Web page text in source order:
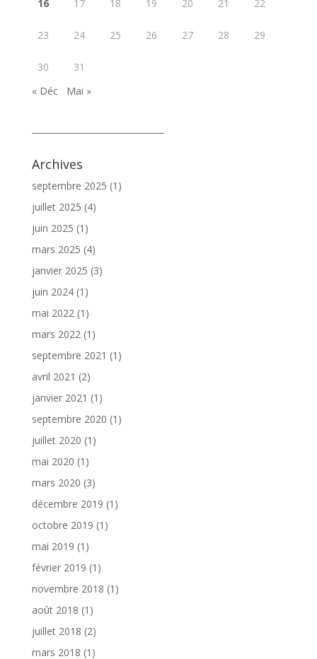
16 17 18 19 20 21 22
23 24 25 26 27 28 29
30
31
« Déc
Mai »
Archives
septembre 2025 (1)
juillet 2025 (4)
juin 2025 (1)
mars 2025 (4)
janvier 2025 (3)
juin 2024(1)
mai 2022(1)
mars 2022(1)
septembre 2021 (1)
avril 2021 (2)
janvier 2021 (1)
septembre 2020 (1)
juillet 2020 (1)
mai 2020 (1)
mars 2020 (3)
décembre 2019 (1)
octobre 2019 (1)
mai 2019 (1)
février 2019 (1)
novembre 2018 (1)
août 2018 (1)
juillet 2018 (2)
mars 2018 (1)